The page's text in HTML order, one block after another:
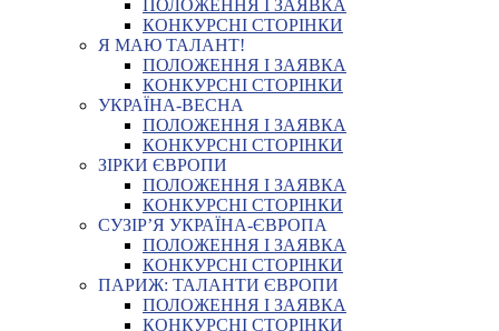
ПОЛОЖЕННЯ І ЗАЯВКА
КОНКУРСНІ СТОРІНКИ
Я МАЮ ТАЛАНТ!
ПОЛОЖЕННЯ І ЗАЯВКА
КОНКУРСНІ СТОРІНКИ
УКРАЇНА-ВЕСНА
ПОЛОЖЕННЯ І ЗАЯВКА
КОНКУРСНІ СТОРІНКИ
ЗІРКИ ЄВРОПИ
ПОЛОЖЕННЯ І ЗАЯВКА
КОНКУРСНІ СТОРІНКИ
СУЗІР’Я УКРАЇНА-ЄВРОПА
ПОЛОЖЕННЯ І ЗАЯВКА
КОНКУРСНІ СТОРІНКИ
ПАРИЖ: ТАЛАНТИ ЄВРОПИ
ПОЛОЖЕННЯ І ЗАЯВКА
КОНКУРСНІ СТОРІНКИ